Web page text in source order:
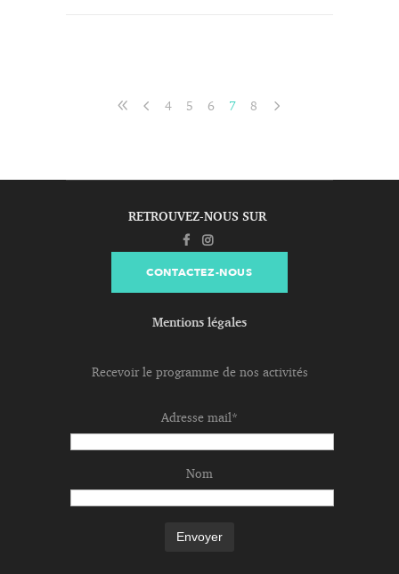
4 5 6 7 8
RETROUVEZ-NOUS SUR
CONTACTEZ-NOUS
Mentions légales
Recevoir le programme de nos activités
Adresse mail*
Nom